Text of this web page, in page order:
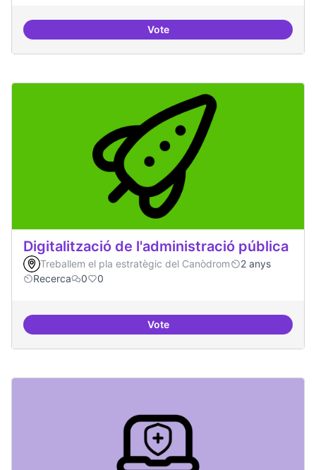
VoteDefinició del currículum del
Digitalització de l'administració pública
Treballem el pla estratègic del Canòdrom
2 anys
Recerca
0 0
VoteDigitalització de l'administració